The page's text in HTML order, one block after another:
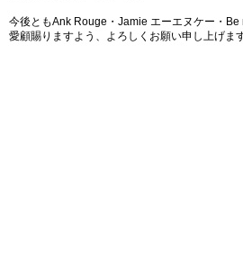
今後ともAnk Rouge・Jamie エーエヌケー・
愛顧賜りますよう、よろしくお願い申し上げます